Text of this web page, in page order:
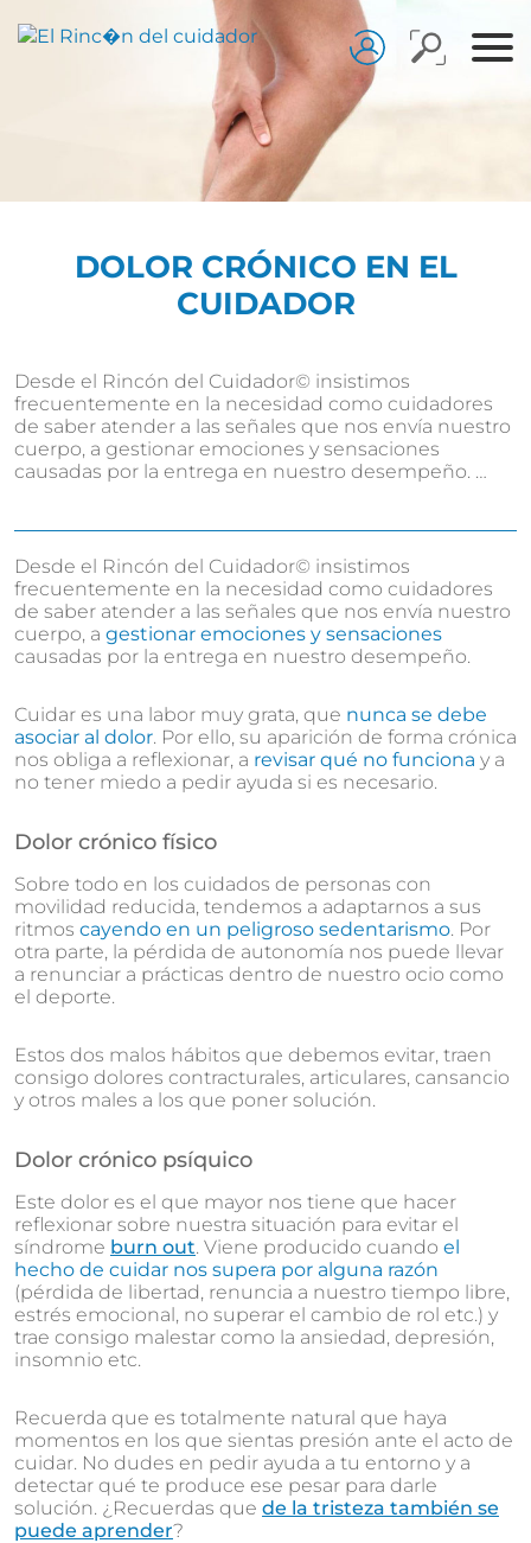
DOLOR CRÓNICO EN EL
CUIDADOR
Desde el Rincón del Cuidador© insistimos
frecuentemente en la necesidad como cuidadores
de saber atender a las señales que nos envía nuestro
cuerpo, a gestionar emociones y sensaciones
causadas por la entrega en nuestro desempeño. …
Desde el Rincón del Cuidador© insistimos
frecuentemente en la necesidad como cuidadores
de saber atender a las señales que nos envía nuestro
cuerpo, a gestionar emociones y sensaciones
causadas por la entrega en nuestro desempeño.
Cuidar es una labor muy grata, que nunca se debe
asociar al dolor. Por ello, su aparición de forma crónica
nos obliga a reflexionar, a revisar qué no funciona y a
no tener miedo a pedir ayuda si es necesario.
Dolor crónico físico
Sobre todo en los cuidados de personas con
movilidad reducida, tendemos a adaptarnos a sus
ritmos cayendo en un peligroso sedentarismo. Por
otra parte, la pérdida de autonomía nos puede llevar
a renunciar a prácticas dentro de nuestro ocio como
el deporte.
Estos dos malos hábitos que debemos evitar, traen
consigo dolores contracturales, articulares, cansancio
y otros males a los que poner solución.
Dolor crónico psíquico
Este dolor es el que mayor nos tiene que hacer
reflexionar sobre nuestra situación para evitar el
síndrome burn out. Viene producido cuando el
hecho de cuidar nos supera por alguna razón
(pérdida de libertad, renuncia a nuestro tiempo libre,
estrés emocional, no superar el cambio de rol etc.) y
trae consigo malestar como la ansiedad, depresión,
insomnio etc.
Recuerda que es totalmente natural que haya
momentos en los que sientas presión ante el acto de
cuidar. No dudes en pedir ayuda a tu entorno y a
detectar qué te produce ese pesar para darle
solución. ¿Recuerdas que de la tristeza también se
puede aprender?